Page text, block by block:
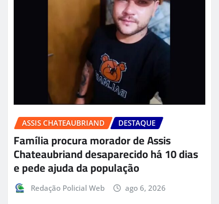
ASSIS CHATEAUBRIAND DESTAQUE
Família procura morador de Assis
Chateaubriand desaparecido há 10 dias
e pede ajuda da população
Redação Policial Web ago 6, 2026